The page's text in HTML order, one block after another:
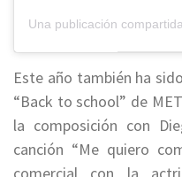
Este año también ha
“Back to school” de
la composición con
canción “Me quiero
comercial con la